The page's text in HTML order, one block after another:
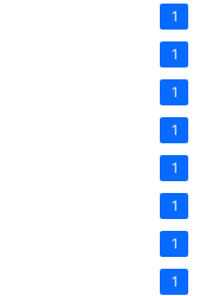
1
1
1
1
1
1
1
1